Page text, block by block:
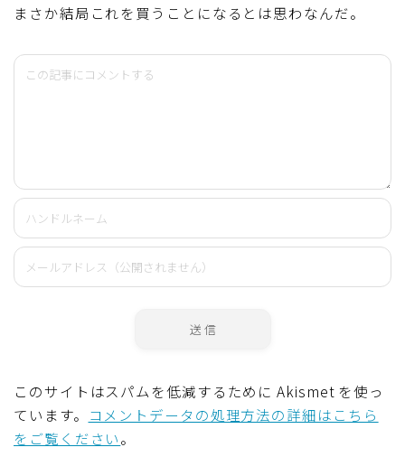
まさか結局これを買うことになるとは思わなんだ。
このサイトはスパムを低減するために Akismet を使っ
ています。 コメントデータの処理方法の詳細はこちら
をご覧ください。